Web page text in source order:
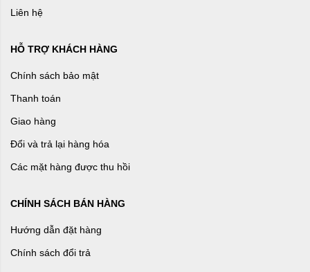
Liên hệ
HỖ TRỢ KHÁCH HÀNG
Chính sách bảo mật
Thanh toán
Giao hàng
Đổi và trả lại hàng hóa
Các mặt hàng được thu hồi
CHÍNH SÁCH BÁN HÀNG
Hướng dẫn đặt hàng
Chính sách đổi trả